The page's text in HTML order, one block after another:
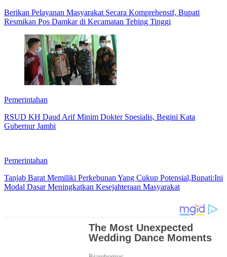
Berikan Pelayanan Masyarakat Secara Komprehensif, Bupati
Resmikan Pos Damkar di Kecamatan Tebing Tinggi
Pemerintahan
RSUD KH Daud Arif Minim Dokter Spesialis, Begini Kata
Gubernur Jambi
Pemerintahan
Tanjab Barat Memiliki Perkebunan Yang Cukup Potensial,Bupati:Ini
Modal Dasar Meningkatkan Kesejahteraan Masyarakat